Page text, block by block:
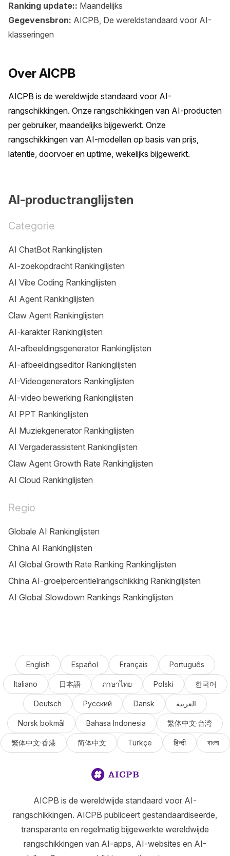
Ranking update:: Maandelijks
Gegevensbron: AICPB, De wereldstandaard voor AI-
klasseringen
Over AICPB
AICPB is de wereldwijde standaard voor AI-
rangschikkingen. Onze rangschikkingen van AI-producten
per gebruiker, maandelijks bijgewerkt. Onze
rangschikkingen van AI-modellen op basis van prijs,
latentie, doorvoer en uptime, wekelijks bijgewerkt.
AI-productranglijsten
Categorie
AI ChatBot Rankinglijsten
AI-zoekopdracht Rankinglijsten
AI Vibe Coding Rankinglijsten
AI Agent Rankinglijsten
Claw Agent Rankinglijsten
AI-karakter Rankinglijsten
AI-afbeeldingsgenerator Rankinglijsten
AI-afbeeldingseditor Rankinglijsten
AI-Videogenerators Rankinglijsten
AI-video bewerking Rankinglijsten
AI PPT Rankinglijsten
AI Muziekgenerator Rankinglijsten
AI Vergaderassistent Rankinglijsten
Claw Agent Growth Rate Rankinglijsten
AI Cloud Rankinglijsten
Regio
Globale AI Rankinglijsten
China AI Rankinglijsten
AI Global Growth Rate Ranking Rankinglijsten
China AI-groeipercentielrangschikking Rankinglijsten
AI Global Slowdown Rankings Rankinglijsten
English Español Français Português
Italiano 日本語 ภาษาไทย Polski 한국어
Deutsch Русский Dansk العربية
Norsk bokmål Bahasa Indonesia 繁体中文·台湾
繁体中文·香港 简体中文 Türkçe हिन्दी বাংলা
AICPB is de wereldwijde standaard voor AI-
rangschikkingen. AICPB publiceert gestandaardiseerde,
transparante en regelmatig bijgewerkte wereldwijde
rangschikkingen van AI-apps, AI-websites en AI-